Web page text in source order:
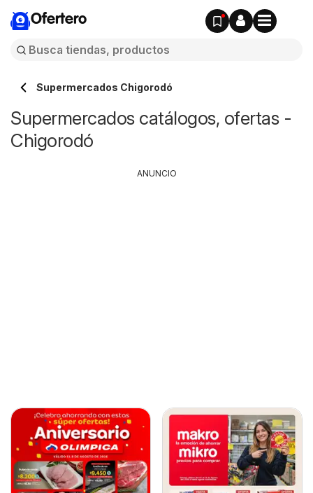
Ofertero
Supermercados Chigorodó
Supermercados catálogos, ofertas -
Chigorodó
ANUNCIO